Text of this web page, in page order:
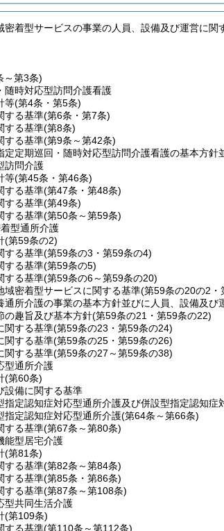
密着型サービスの事業の人員、設備及び運営に関
～第3条)
随時対応型訪問介護看護
等(第4条・第5条)
する基準(第6条・第7条)
する基準(第8条)
する基準(第9条～第42条)
定定期巡回・随時対応型訪問介護看護の基本方
訪問介護
等(第45条・第46条)
する基準(第47条・第48条)
する基準(第49条)
する基準(第50条～第59条)
型通所介護
(第59条の2)
する基準(第59条の3・第59条の4)
する基準(第59条の5)
する基準(第59条の6～第59条の20)
域密着型サービスに関する基準(第59条の20の2・
通所介護の事業の基本方針並びに人員、設備及び
の趣旨及び基本方針(第59条の21・第59条の22)
関する基準(第59条の23・第59条の24)
関する基準(第59条の25・第59条の26)
関する基準(第59条の27～第59条の38)
型通所介護
(第60条)
設備に関する基準
指定認知症対応型通所介護及び併設型指定認知症
指定認知症対応型通所介護(第64条～第66条)
する基準(第67条～第80条)
能型居宅介護
(第81条)
する基準(第82条～第84条)
する基準(第85条・第86条)
する基準(第87条～第108条)
型共同生活介護
(第109条)
する基準(第110条～第112条)